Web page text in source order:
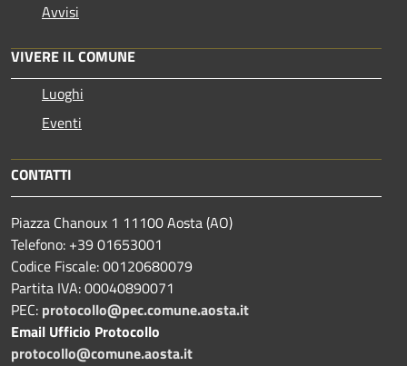
Avvisi
VIVERE IL COMUNE
Luoghi
Eventi
CONTATTI
Piazza Chanoux 1 11100 Aosta (AO)
Telefono: +39 01653001
Codice Fiscale: 00120680079
Partita IVA: 00040890071
PEC: protocollo@pec.comune.aosta.it
Email Ufficio Protocollo
protocollo@comune.aosta.it